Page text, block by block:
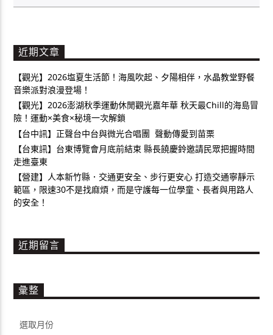
近期文章
【觀光】2026塩夏生活節！海風吹起、夕陽相伴，水晶教堂野餐
音樂派對浪漫登場！
【觀光】2026澎湖秋季運動休閒觀光嘉年華 秋天最Chill的海島冒
險！運動×美食×秘境一次解鎖
【台中訊】正聲台中台與微光合唱團 聲動傳愛到苗栗
【台東訊】台東博覽會月底前結束 縣長饒慶鈴邀請民眾把握時間
走進臺東
【營建】人本新竹縣．交通更安全、步行更安心 打造交通寧靜示
範區，限速30不是找麻煩，而是守護每一位學童、長者與用路人
的安全！
近期留言
彙整
整